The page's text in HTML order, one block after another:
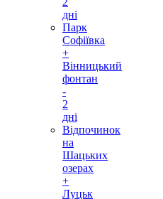
дні
Парк
Софіївка
+
Вінницький
фонтан
-
2
дні
Відпочинок
на
Шацьких
озерах
+
Луцьк